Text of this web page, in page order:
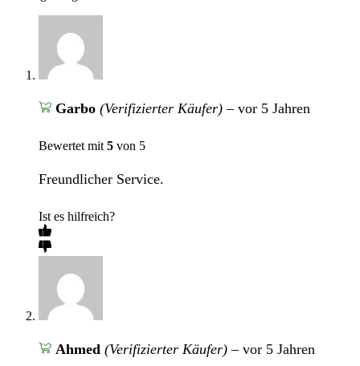
Garbo (Verifizierter Käufer) – vor 5 Jahren
Bewertet mit 5 von 5
Freundlicher Service.
Ist es hilfreich?
Ahmed (Verifizierter Käufer) – vor 5 Jahren